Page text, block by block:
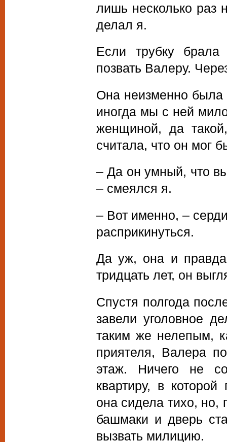
лишь несколько раз
делал я.
Если трубку
позвать Валеру.
Она неизменно была
иногда мы с ней
женщиной, да
считала, что он мог
– Да он умный, что
– смеялся я.
– Вот именно, –
расприкинуться.
Да уж, она и правда
тридцать лет, он
Спустя полгода
завели уголовное
таким же нелепым,
приятеля, Валера
этаж. Ничего не
квартиру, в
она сидела тихо, но,
башмаки и дверь
вызвать милицию.